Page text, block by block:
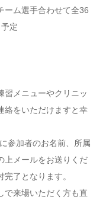
ーム選手合わせて全36
定
習メニューやクリニッ
絡をいただけますと幸
参加者のお名前、所属
上メールをお送りくだ
了となります。
で来場いただく方も直